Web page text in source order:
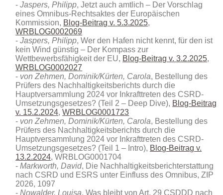
Jaspers, Philipp, Jetzt auch amtlich – Der Vorschlag
eines Omnibus-Rechtsaktes der Europäischen
Kommission, Blog-Beitrag v. 5.3.2025,
WRBLOG0002069
Jaspers, Philipp, Wer den Hafen nicht kennt, für den ist
kein Wind günstig – Der Kompass zur
Wettbewerbsfähigkeit der EU, Blog-Beitrag v. 3.2.2025,
WRBLOG0002027
von Zehmen, Dominik/Kürten, Carola, Bestellung des
Prüfers des Nachhaltigkeitsberichts durch die
Hauptversammlung 2024 vor Inkrafttreten des CSRD-
Umsetzungsgesetzes? (Teil 2 – Deep Dive), Blog-Beitrag
v. 15.2.2024,WRBLOG0001723
von Zehmen, Dominik/Kürten, Carola, Bestellung des
Prüfers des Nachhaltigkeitsberichts durch die
Hauptversammlung 2024 vor Inkrafttreten des CSRD-
Umsetzungsgesetzes? (Teil 1 – Intro), Blog-Beitrag v.
13.2.2024, WRBLOG0001704
Markworth, David, Die Nachhaltigkeitsberichterstattung
nach CSRD und ESRS unter Einfluss des Omnibus, ZIP
2026, 1097
Nowalder, Louisa, Was bleibt von Art. 29 CSDDD nach